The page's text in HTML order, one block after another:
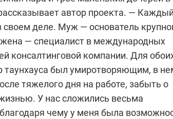
автор проекта. —
своем деле. Муж — основатель
жена — специалист в международных
консалтинговой компании. Для
таунхауса был умиротворяющим, в
тяжелого дня на работе, забыть о
У нас сложились весьма
чему у меня была